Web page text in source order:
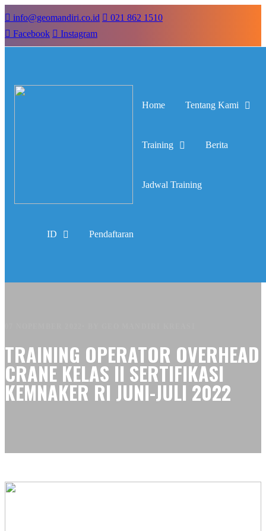
info@geomandiri.co.id
021 862 1510
Facebook
Instagram
Home Tentang Kami
Training Berita
Jadwal Training
ID Pendaftaran
TRAINING OPERATOR OVERHEAD
CRANE KELAS II SERTIFIKASI
KEMNAKER RI JUNI-JULI 2022